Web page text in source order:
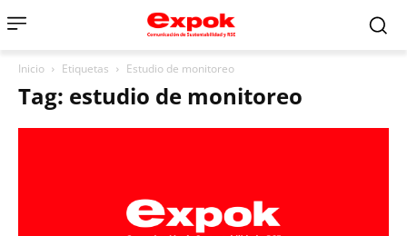
Inicio Etiquetas Estudio de monitoreo
Tag: estudio de monitoreo